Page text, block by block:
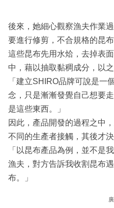
後來，她細心觀察漁夫作業
要進行修剪，不合規格的昆
這些昆布先用水烚，去掉表
中，藉以抽取黏稠成分，以之
「建立SHIRO品牌可說是一
念，只是漸漸發覺自己想要
是這些東西。」
因此，產品開發的過程之中
不同的生產者接觸，其後才決
「以昆布產品為例，並不是
漁夫，對方告訴我收割昆布
布。」